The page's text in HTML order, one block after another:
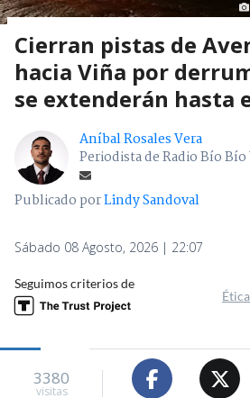
Cierran pistas de
hacia Viña por
se extenderán hasta
Aníbal Rosales Vera
Periodista de Radio Bío
Publicado porLindy Sandoval
Sábado 08 Agosto, 2026 | 22:07
Seguimos criterios de
3380
visitas